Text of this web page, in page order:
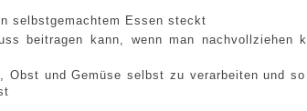
selbstgemachtem Essen steckt
beitragen kann, wenn man nachvollziehen
Obst und Gemüse selbst zu verarbeiten und